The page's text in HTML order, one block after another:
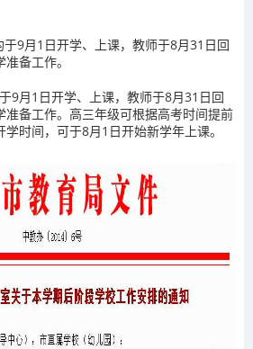
9月1日开学、上课，教师于8月31日回
备工作。
月1日开学、上课，教师于8月31日回
准备工作。高三年级可根据高考时间提前
时间，可于8月1日开始新学年上课。